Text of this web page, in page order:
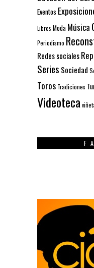
Eventos
Libros Moda Música
Periodismo
Redes sociales
Series Sociedad
Toros Tradiciones
Videoteca